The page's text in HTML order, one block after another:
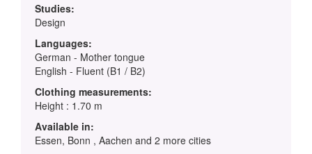
Studies:
Design
Languages:
German - Mother tongue
English - Fluent (B1 / B2)
Clothing measurements:
Height : 1.70 m
Available in:
Essen, Bonn , Aachen and 2 more cities